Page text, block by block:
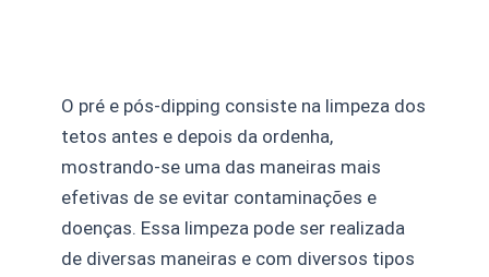
O pré e pós-dipping consiste na limpeza dos
tetos antes e depois da ordenha,
mostrando-se uma das maneiras mais
efetivas de se evitar contaminações e
doenças. Essa limpeza pode ser realizada
de diversas maneiras e com diversos tipos